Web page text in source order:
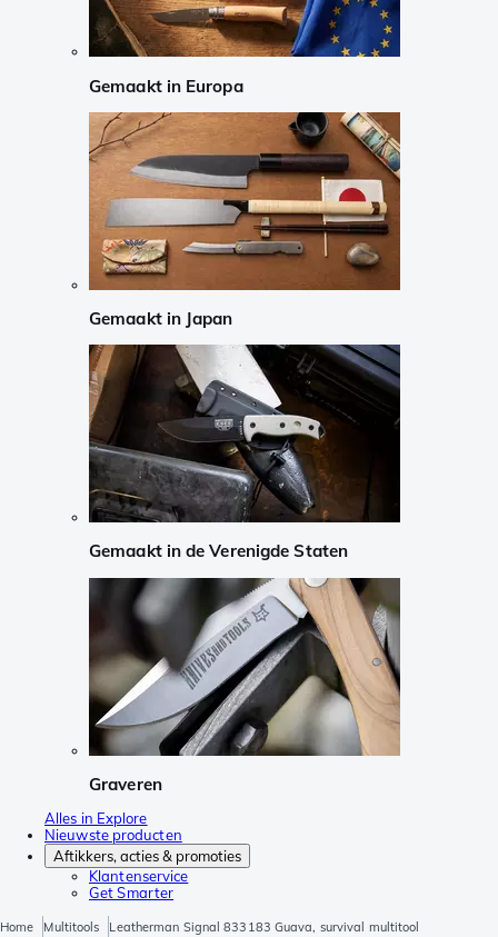
Gemaakt in Europa
Gemaakt in Japan
Gemaakt in de Verenigde Staten
Graveren
Alles in Explore
Nieuwste producten
Aftikkers, acties & promoties
Klantenservice
Get Smarter
Home Multitools Leatherman Signal 833183 Guava, survival multitool